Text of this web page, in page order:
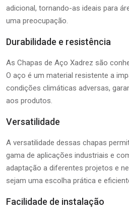
adicional, tornando-as ideais para
uma preocupação.
Durabilidade e resistência
As Chapas de Aço Xadrez são
O aço é um material resistente a
condições climáticas adversas,
aos produtos.
Versatilidade
A versatilidade dessas chapas
gama de aplicações industriais e
adaptação a diferentes projetos e
sejam uma escolha prática e
Facilidade de instalação